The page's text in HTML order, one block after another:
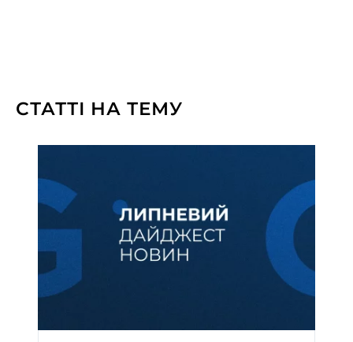
СТАТТІ НА ТЕМУ